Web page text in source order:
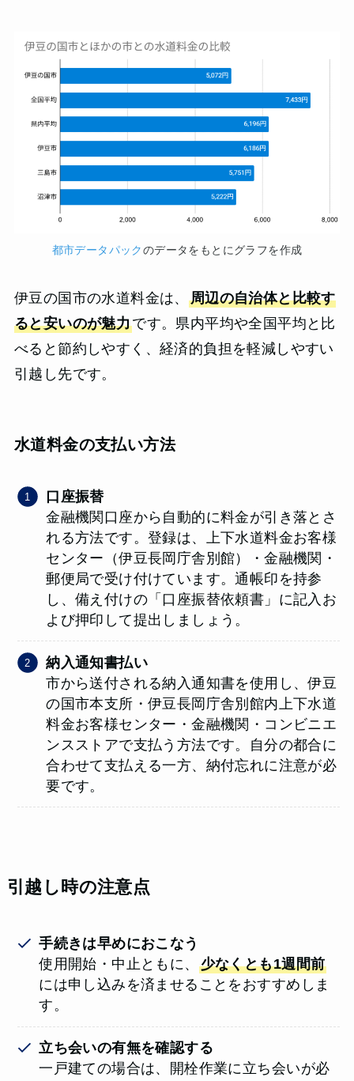
都市データパックのデータをもとにグラフを作成
伊豆の国市の水道料金は、 周辺の自治体と比較す
ると安いのが魅力です。県内平均や全国平均と比
べると節約しやすく、経済的負担を軽減しやすい
引越し先です。
水道料金の支払い方法
口座振替
金融機関口座から自動的に料金が引き落とさ
れる方法です。登録は、上下水道料金お客様
センター（伊豆長岡庁舎別館）・金融機関・
郵便局で受け付けています。通帳印を持参
し、備え付けの「口座振替依頼書」に記入お
よび押印して提出しましょう。
納入通知書払い
市から送付される納入通知書を使用し、伊豆
の国市本支所・伊豆長岡庁舎別館内上下水道
料金お客様センター・金融機関・コンビニエ
ンスストアで支払う方法です。自分の都合に
合わせて支払える一方、納付忘れに注意が必
要です。
引越し時の注意点
手続きは早めにおこなう
使用開始・中止ともに、 少なくとも1週間前
には申し込みを済ませることをおすすめしま
す。
立ち会いの有無を確認する
一戸建ての場合は、開栓作業に立ち会いが必